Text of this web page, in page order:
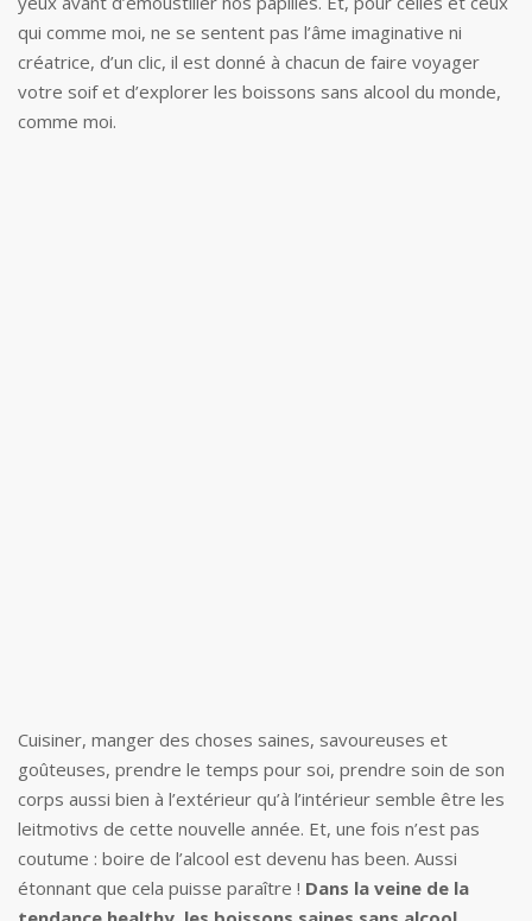
qui comme moi, ne se sentent pas l’âme imaginative ni
créatrice, d’un clic, il est donné à chacun de faire voyager
votre soif et d’explorer les boissons sans alcool du monde,
comme moi.
Cuisiner, manger des choses saines, savoureuses et
goûteuses, prendre le temps pour soi, prendre soin de son
corps aussi bien à l’extérieur qu’à l’intérieur semble être les
leitmotivs de cette nouvelle année. Et, une fois n’est pas
coutume : boire de l’alcool est devenu has been. Aussi
étonnant que cela puisse paraître ! Dans la veine de la